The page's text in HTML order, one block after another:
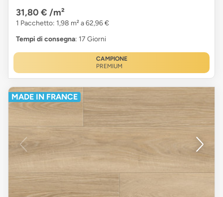
31,80 € /m²
1 Pacchetto: 1,98 m² a 62,96 €
Tempi di consegna: 17 Giorni
CAMPIONE
PREMIUM
MADE IN FRANCE